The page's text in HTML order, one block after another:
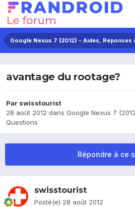
Google Nexus 7 (2012) - Aides, Réponses
avantage du rootage?
Par swisstourist
28 août 2012 dans Google Nexus 7
Questions
Répondre à ce
swisstourist
Posté(e) 28 août 2012